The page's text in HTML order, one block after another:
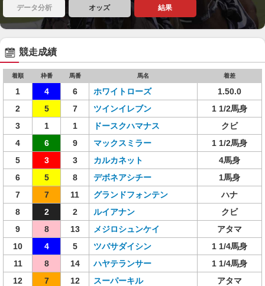
データ分析 オッズ 結果
競走成績
着順 枠番 馬番 馬名 着差
1 4 6 ホワイトローズ
1.50.0
2
5 7 ツインイレブン
1 1/2馬身
3
1 1 ドースクハマナス
クビ
4
6 9 マックスミラー
1 1/2馬身
5
3 3 カルカネット
4馬身
6
5 8 デボネアシチー
1馬身
7
7 11 グランドフォンテン
ハナ
8
2 2 ルイアナン
クビ
9
8 13 メジロシュンケイ
アタマ
10
4 5 ツバサダイシン
1 1/4馬身
11
8 14 ハヤテランサー
1 1/4馬身
12
7 12 スーパーキル
アタマ